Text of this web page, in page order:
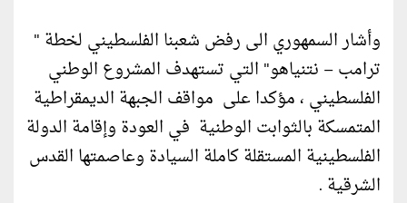
وأشار السمهوري الى رفض شعبنا الفلسطيني لخطة "
ترامب – نتنياهو" التي تستهدف المشروع الوطني
الفلسطيني ، مؤكدا على مواقف الجبهة الديمقراطية
المتمسكة بالثوابت الوطنية في العودة وإقامة الدولة
الفلسطينية المستقلة كاملة السيادة وعاصمتها القدس
الشرقية .